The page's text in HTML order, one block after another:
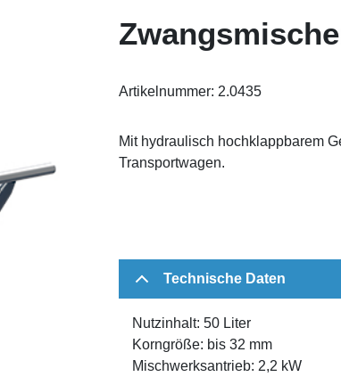
Artikelnummer: 2.0435
Mit hydraulisch hochklappbarem
Transportwagen.
Technische Daten
Nutzinhalt: 50 Liter
Korngröße: bis 32 mm
Mischwerksantrieb: 2,2 kW